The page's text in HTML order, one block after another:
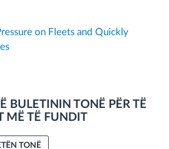
on Fleets and Quickly
BULETININ TONË PËR TË
MË TË FUNDIT
TONË